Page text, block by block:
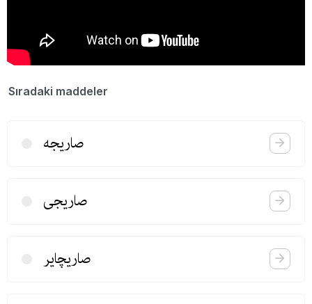
Sıradaki maddeler
صاریجه
صاریجی
صاریچایر